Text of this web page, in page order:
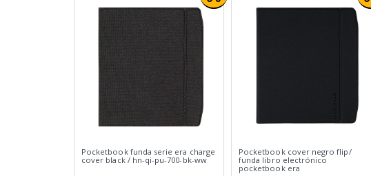
Pocketbook funda serie era charge
cover black / hn-qi-pu-700-bk-ww
Pocketbook cover negro flip/
funda libro electrónico
pocketbook era